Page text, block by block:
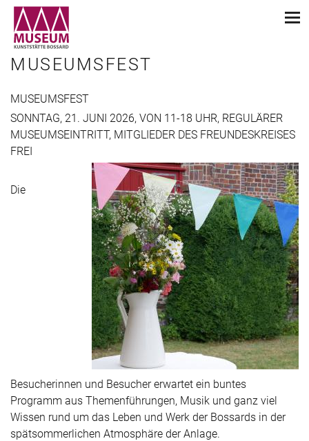
MUSEUMSFEST
MUSEUMSFEST
SONNTAG, 21. JUNI 2026, VON 11-18 UHR, REGULÄRER
MUSEUMSEINTRITT, MITGLIEDER DES FREUNDESKREISES
FREI
Die
Besucherinnen und Besucher erwartet ein buntes
Programm aus Themenführungen, Musik und ganz viel
Wissen rund um das Leben und Werk der Bossards in der
spätsommerlichen Atmosphäre der Anlage.